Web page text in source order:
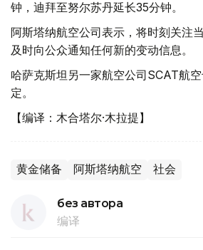
钟，迪拜至努尔苏丹延长35分钟。
阿斯塔纳航空公司表示，将时刻关注
及时向公众通知任何新的变动信息。
哈萨克斯坦另一家航空公司SCAT航
定。
【编译：木合塔尔·木拉提】
黄金储备 阿斯塔纳航空 社会
без автора
编译